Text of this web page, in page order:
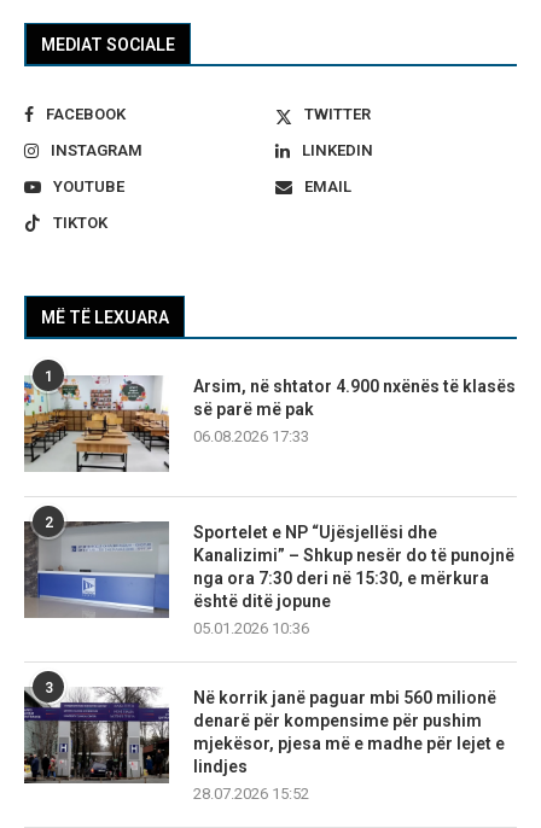
MEDIAT SOCIALE
FACEBOOK
TWITTER
INSTAGRAM
LINKEDIN
YOUTUBE
EMAIL
TIKTOK
MË TË LEXUARA
1
Arsim, në shtator 4.900 nxënës të klasës
së parë më pak
06.08.2026 17:33
2
Sportelet e NP “Ujësjellësi dhe
Kanalizimi” – Shkup nesër do të punojnë
nga ora 7:30 deri në 15:30, e mërkura
është ditë jopune
05.01.2026 10:36
3
Në korrik janë paguar mbi 560 milionë
denarë për kompensime për pushim
mjekësor, pjesa më e madhe për lejet e
lindjes
28.07.2026 15:52